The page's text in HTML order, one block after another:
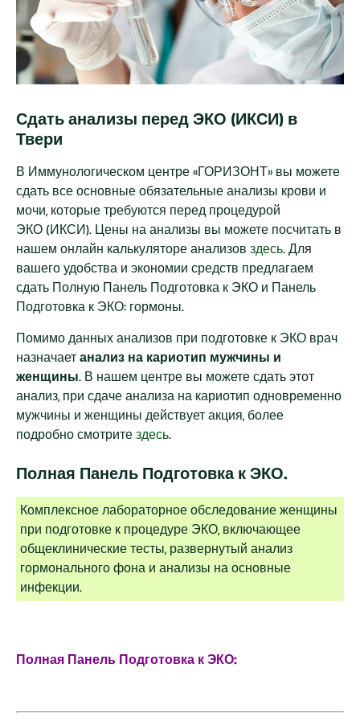
Сдать анализы перед ЭКО (ИКСИ) в
Твери
В Иммунологическом центре «ГОРИЗОНТ» вы можете
сдать все основные обязательные анализы крови и
мочи, которые требуются перед процедурой
ЭКО (ИКСИ). Цены на анализы вы можете посчитать в
нашем онлайн калькуляторе анализов здесь. Для
вашего удобства и экономии средств предлагаем
сдать Полную Панель Подготовка к ЭКО и Панель
Подготовка к ЭКО: гормоны.
Помимо данных анализов при подготовке к ЭКО врач
назначает анализ на кариотип мужчины и
женщины. В нашем центре вы можете сдать этот
анализ, при сдаче анализа на кариотип одновременно
мужчины и женщины действует акция, более
подробно смотрите здесь.
Полная Панель Подготовка к ЭКО.
Комплексное лабораторное обследование женщины
при подготовке к процедуре ЭКО, включающее
общеклинические тесты, развернутый анализ
гормонального фона и анализы на основные
инфекции.
Полная Панель Подготовка к ЭКО: